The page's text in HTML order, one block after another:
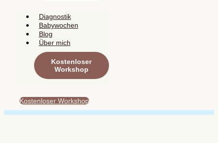
Diagnostik
Babywochen
Blog
Über mich
Kostenloser
Workshop
Kostenloser Workshop